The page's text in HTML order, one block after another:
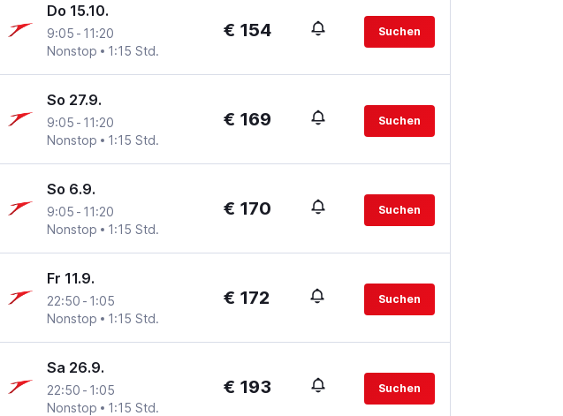
Do 15.10.
9:05 - 11:20
Nonstop
1:15 Std.
€ 154 Suchen
So 27.9.
9:05 - 11:20
Nonstop
1:15 Std.
€ 169 Suchen
So 6.9.
9:05 - 11:20
Nonstop
1:15 Std.
€ 170 Suchen
Fr 11.9.
22:50 - 1:05
Nonstop
1:15 Std.
€ 172 Suchen
Sa 26.9.
22:50 - 1:05
Nonstop
1:15 Std.
€ 193 Suchen